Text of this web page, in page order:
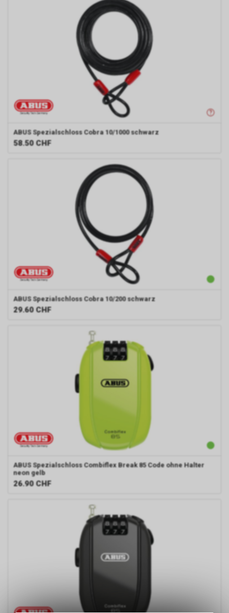
ABUS Spezialschloss Cobra 10/1000 schwarz
58.50 CHF
ABUS Spezialschloss Cobra 10/200 schwarz
29.60 CHF
ABUS Spezialschloss Combiflex Break 85 Code ohne Halter
neon gelb
26.90 CHF